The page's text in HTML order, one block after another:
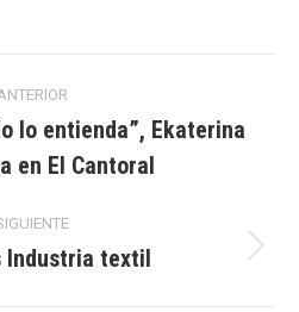
anterior:
lo entienda”, Ekaterina
en El Cantoral
Publicación
Industria textil